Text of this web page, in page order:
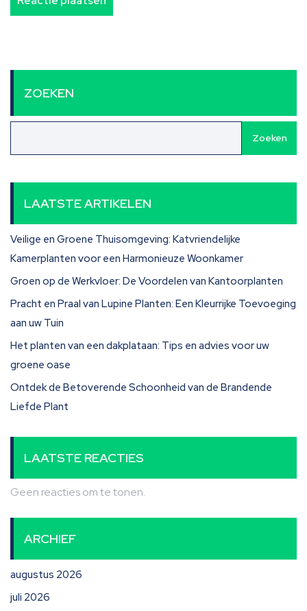
ZOEKEN
Zoeken
LAATSTE ARTIKELEN
Veilige en Groene Thuisomgeving: Katvriendelijke
Kamerplanten voor een Harmonieuze Woonkamer
Groen op de Werkvloer: De Voordelen van Kantoorplanten
Pracht en Praal van Lupine Planten: Een Kleurrijke Toevoeging
aan uw Tuin
Het planten van een dakplataan: Tips en advies voor uw
groene oase
Ontdek de Betoverende Schoonheid van de Brandende
Liefde Plant
LAATSTE REACTIES
Geen reacties om te tonen.
ARCHIEF
augustus 2026
juli 2026